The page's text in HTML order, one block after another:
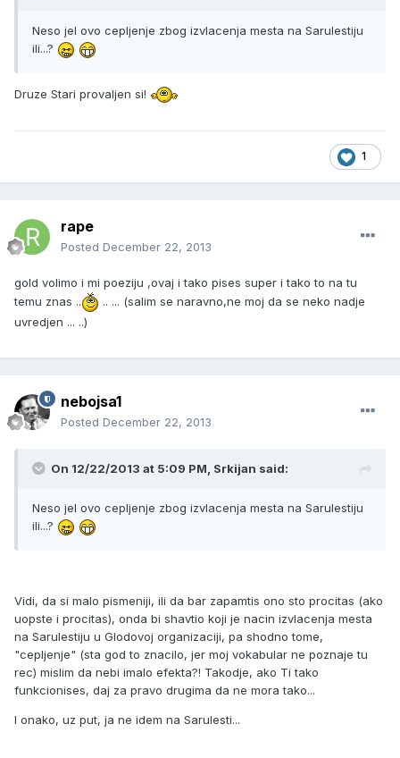
Neso jel ovo cepljenje zbog izvlacenja mesta na Sarulestiju
ili...?
Druze Stari provaljen si!
1
rape
Posted December 22, 2013
gold volimo i mi poeziju ,ovaj i tako pises super i tako to na tu
temu znas ..
.. ... (salim se naravno,ne moj da se neko nadje
uvredjen ... ..)
nebojsa1
Posted December 22, 2013
On 12/22/2013 at 5:09 PM, Srkijan said:
Neso jel ovo cepljenje zbog izvlacenja mesta na Sarulestiju
ili...?
Vidi, da si malo pismeniji, ili da bar zapamtis ono sto procitas (ako
uopste i procitas), onda bi shavtio koji je nacin izvlacenja mesta
na Sarulestiju u Glodovoj organizaciji, pa shodno tome,
"cepljenje" (sta god to znacilo, jer moj vokabular ne poznaje tu
rec) mislim da nebi imalo efekta?! Takodje, ako Ti tako
funkcionises, daj za pravo drugima da ne mora tako...
I onako, uz put, ja ne idem na Sarulesti...